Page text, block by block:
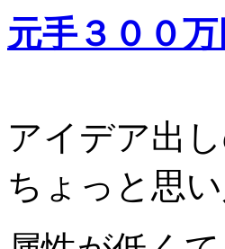
元手３００
アイデア出
ちょっと思